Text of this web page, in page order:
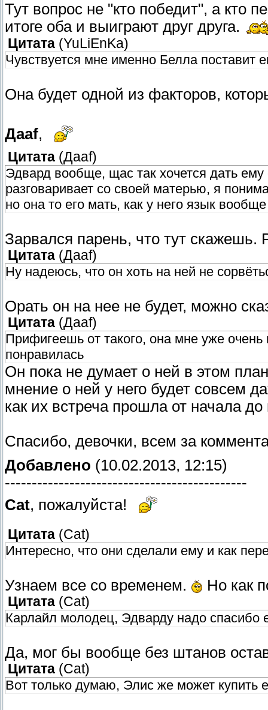
Тут вопрос не "кто победит", а кто
итоге оба и выиграют друг друга.
Цитата (YuLiEnKa)
Чувствуется мне именно Белла поставит
Она будет одной из факторов,
Даaf,
Цитата (Даaf)
Эдвард вообще, щас так хочется дать ему
разговаривает со своей матерью, я
но она то его мать, как у него язык
Зарвался парень, что тут
Цитата (Даaf)
Ну надеюсь, что он хоть на ней не
Орать он на нее не будет, можно
Цитата (Даaf)
Прифигеешь от такого, она мне уже
понравилась
Он пока не думает о ней в этом
мнение о ней у него будет совсем
как их встреча прошла от начала
Спасибо, девочки, всем за
Добавлено (10.02.2013, 12:15)
---------------------------------------------
Cat, пожалуйста!
Цитата (Cat)
Интересно, что они сделали ему и как
Узнаем все со временем. Но как
Цитата (Cat)
Карлайл молодец, Эдварду надо спасибо
Да, мог бы вообще без штанов
Цитата (Cat)
Вот только думаю, Элис же может купить